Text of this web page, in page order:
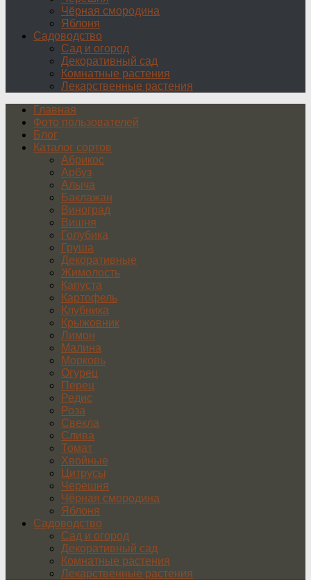
Чёрная смородина
Яблоня
Садоводство
Сад и огород
Декоративный сад
Комнатные растения
Лекарственные растения
Главная
Фото пользователей
Блог
Каталог сортов
Абрикос
Арбуз
Алыча
Баклажан
Виноград
Вишня
Голубика
Груша
Декоративные
Жимолость
Капуста
Картофель
Клубника
Крыжовник
Лимон
Малина
Морковь
Огурец
Перец
Редис
Роза
Свекла
Слива
Томат
Хвойные
Цитрусы
Черешня
Чёрная смородина
Яблоня
Садоводство
Сад и огород
Декоративный сад
Комнатные растения
Лекарственные растения